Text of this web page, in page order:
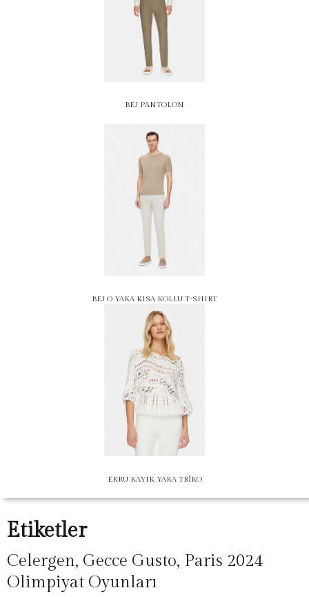
BEJ PANTOLON
BEJ O YAKA KISA KOLLU T-SHIRT
EKRU KAYIK YAKA TRİKO
Etiketler
Celergen, Gecce Gusto, Paris 2024
Olimpiyat Oyunları